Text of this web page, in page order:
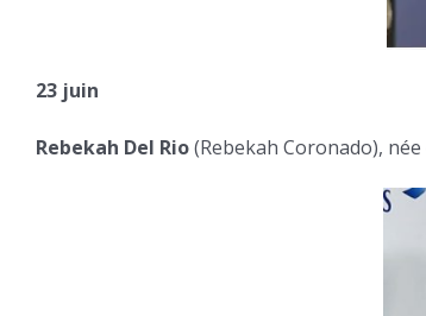
23 juin
Rebekah Del Rio(Rebekah Coronado),